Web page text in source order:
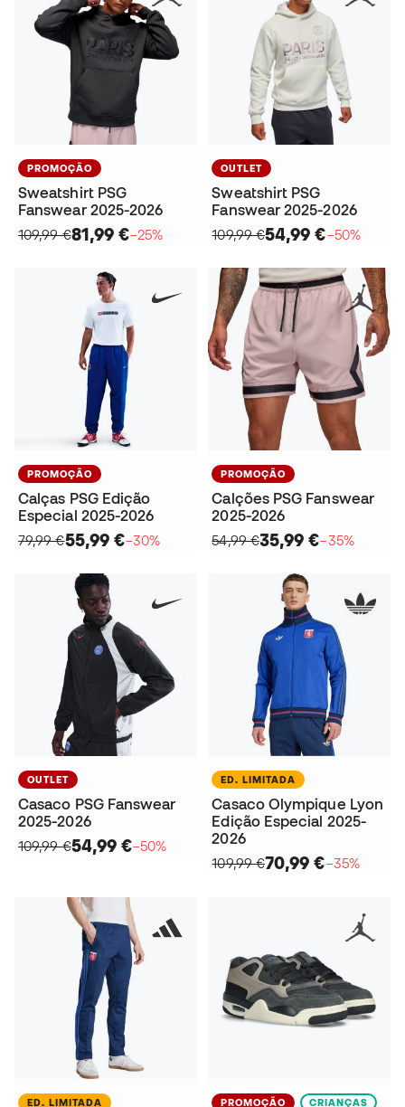
PROMOÇÃO
Sweatshirt PSG
Fanswear 2025-2026
109,99 €81,99 €−25%
OUTLET
Sweatshirt PSG
Fanswear 2025-2026
109,99 €54,99 €−50%
PROMOÇÃO
Calças PSG Edição
Especial 2025-2026
79,99 €55,99 €−30%
PROMOÇÃO
Calções PSG Fanswear
2025-2026
54,99 €35,99 €−35%
OUTLET
Casaco PSG Fanswear
2025-2026
109,99 €54,99 €−50%
ED. LIMITADA
Casaco Olympique Lyon
Edição Especial 2025-
2026
109,99 €70,99 €−35%
ED. LIMITADA PROMOÇÃO CRIANÇAS